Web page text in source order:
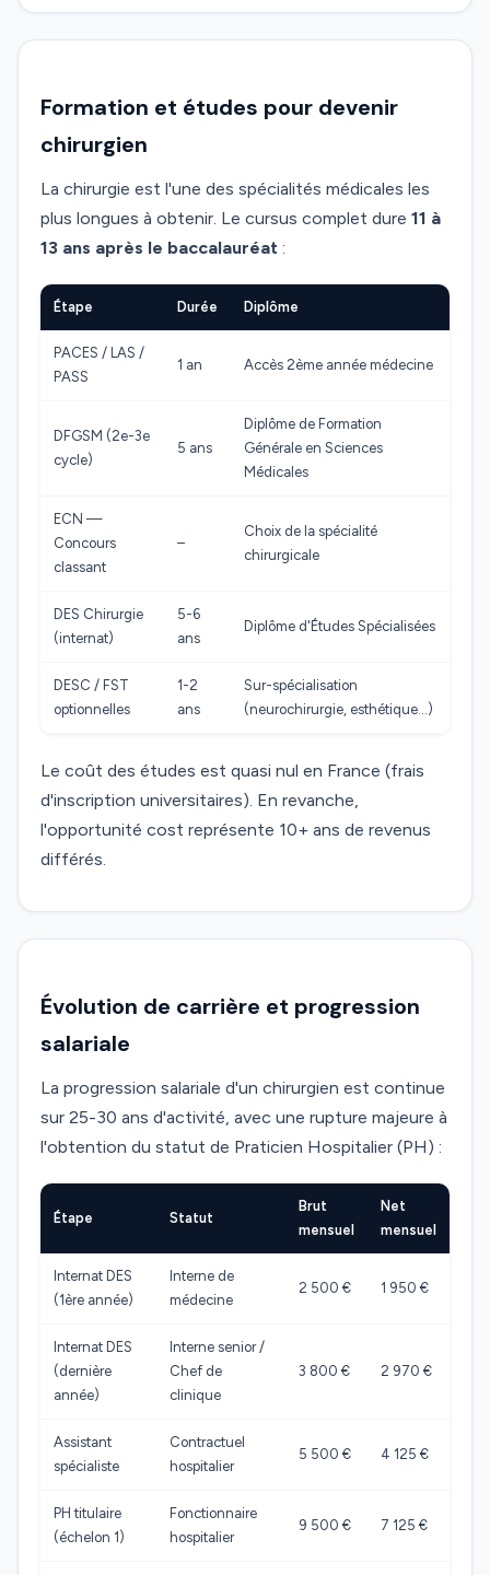
Formation et études pour devenir
chirurgien
La chirurgie est l'une des spécialités médicales les
plus longues à obtenir. Le cursus complet dure 11 à
13 ans après le baccalauréat :
Étape Durée Diplôme
PACES / LAS /
PASS
1 an Accès 2ème année médecine
DFGSM (2e-3e
cycle)
5 ans
Diplôme de Formation
Générale en Sciences
Médicales
ECN —
Concours
classant
–
Choix de la spécialité
chirurgicale
DES Chirurgie
(internat)
5-6
ans
Diplôme d'Études Spécialisées
DESC / FST
optionnelles
1-2
ans
Sur-spécialisation
(neurochirurgie, esthétique…)
Le coût des études est quasi nul en France (frais
d'inscription universitaires). En revanche,
l'opportunité cost représente 10+ ans de revenus
différés.
Évolution de carrière et progression
salariale
La progression salariale d'un chirurgien est continue
sur 25-30 ans d'activité, avec une rupture majeure à
l'obtention du statut de Praticien Hospitalier (PH) :
Étape Statut
Brut
mensuel
Net
mensuel
Internat DES
(1ère année)
Interne de
médecine
2 500 € 1 950 €
Internat DES
(dernière
année)
Interne senior /
Chef de
clinique
3 800 € 2 970 €
Assistant
spécialiste
Contractuel
hospitalier
5 500 € 4 125 €
PH titulaire
(échelon 1)
Fonctionnaire
hospitalier
9 500 € 7 125 €